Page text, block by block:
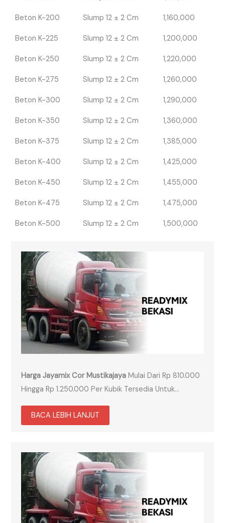
Beton K-200 Slump 12 ± 2 Cm 1,160,000
Beton K-225 Slump 12 ± 2 Cm 1,200,000
Beton K-250 Slump 12 ± 2 Cm 1,220,000
Beton K-275 Slump 12 ± 2 Cm 1,260,000
Beton K-300 Slump 12 ± 2 Cm 1,290,000
Beton K-350 Slump 12 ± 2 Cm 1,360,000
Beton K-375 Slump 12 ± 2 Cm 1,385,000
Beton K-400 Slump 12 ± 2 Cm 1,425,000
Beton K-450 Slump 12 ± 2 Cm 1,455,000
Beton K-475 Slump 12 ± 2 Cm 1,475,000
Beton K-500 Slump 12 ± 2 Cm 1,500,000
Harga Jayamix Cor MustikajayaMulai Dari Rp 810.000
Hingga Rp 1.250.000 Per Kubik Tersedia Untuk…
BACA LEBIH LANJUT